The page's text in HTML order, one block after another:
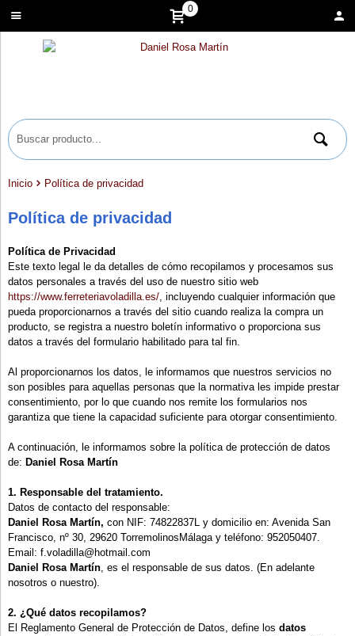
0
Inicio Política de privacidad
Política de privacidad
Política de Privacidad
Este texto legal le da detalles de cómo recopilamos y procesamos sus
datos personales a través del uso de nuestro sitio web
https://www.ferreteriavoladilla.es/, incluyendo cualquier información que
pueda proporcionarnos a través del sitio cuando realiza la compra un
producto, se registra a nuestro boletín informativo o proporciona sus
datos a través del formulario habilitado para tal fin.
Al proporcionarnos los datos, le informamos que nuestros servicios no
son posibles para aquellas personas que la normativa les impide prestar
consentimiento, por lo que cuando nos remite los formularios nos
garantiza que tiene la capacidad suficiente para otorgar consentimiento.
A continuación, le informamos sobre la política de protección de datos
de: Daniel Rosa Martín
1. Responsable del tratamiento.
Datos de contacto del responsable:
Daniel Rosa Martín, con NIF: 74822837L y domicilio en: Avenida San
Francisco, nº 30, 29620 TorremolinosMálaga y teléfono: 952050407.
Email: f.voladilla@hotmail.com
Daniel Rosa Martín, es el responsable de sus datos. (En adelante
nosotros o nuestro).
2. ¿Qué datos recopilamos?
El Reglamento General de Protección de Datos, define los datos